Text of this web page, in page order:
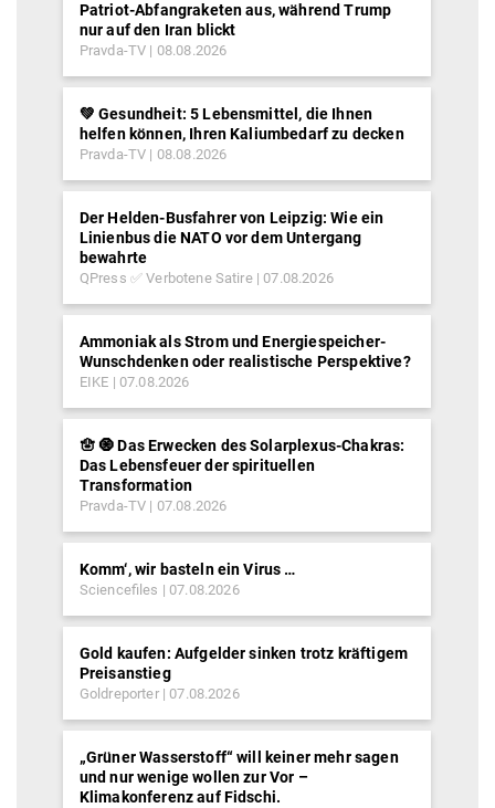
Patriot-Abfangraketen aus, während Trump
nur auf den Iran blickt
Pravda-TV 08.08.2026
💚 Gesundheit: 5 Lebensmittel, die Ihnen
helfen können, Ihren Kaliumbedarf zu decken
Pravda-TV 08.08.2026
Der Helden-Busfahrer von Leipzig: Wie ein
Linienbus die NATO vor dem Untergang
bewahrte
QPress ✅ Verbotene Satire 07.08.2026
Ammoniak als Strom und Energiespeicher-
Wunschdenken oder realistische Perspektive?
EIKE 07.08.2026
🪬 🧿 Das Erwecken des Solarplexus-Chakras:
Das Lebensfeuer der spirituellen
Transformation
Pravda-TV 07.08.2026
Komm‘, wir basteln ein Virus …
Sciencefiles 07.08.2026
Gold kaufen: Aufgelder sinken trotz kräftigem
Preisanstieg
Goldreporter 07.08.2026
„Grüner Wasserstoff“ will keiner mehr sagen
und nur wenige wollen zur Vor –
Klimakonferenz auf Fidschi.